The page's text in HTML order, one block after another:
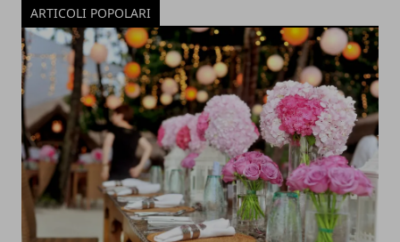
ARTICOLI POPOLARI